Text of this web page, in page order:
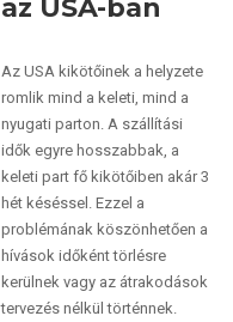
az USA-ban
Az USA kikötőinek a helyzete
romlik mind a keleti, mind a
nyugati parton. A szállítási
idők egyre hosszabbak, a
keleti part fő kikötőiben akár 3
hét késéssel. Ezzel a
problémának köszönhetően a
hívások időként törlésre
kerülnek vagy az átrakodások
tervezés nélkül történnek.